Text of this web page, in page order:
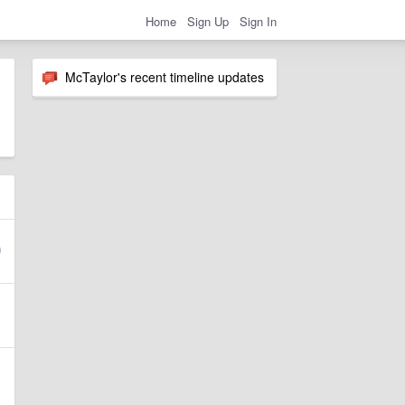
Home Sign Up Sign In
McTaylor's recent timeline updates